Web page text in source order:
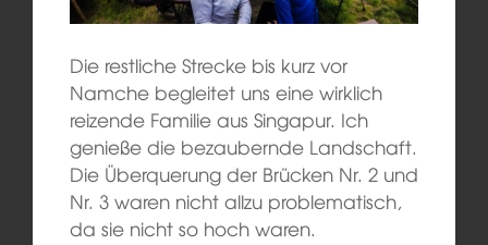
Die restliche Strecke bis kurz vor
Namche begleitet uns eine wirklich
reizende Familie aus Singapur. Ich
genieße die bezaubernde Landschaft.
Die Überquerung der Brücken Nr. 2 und
Nr. 3 waren nicht allzu problematisch,
da sie nicht so hoch waren.